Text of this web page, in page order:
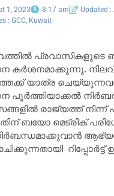
1, 2023 8:17 am
Updated :
: GCC Kuwait
പ്രവാസികളുടെ
കർശനമാക്കുന്നു.
യാത്ര
പൂർത്തിയാക്കൽ
രാജ്യത്ത് നിന്ന്
ബയോ മെട്രിക്
റിപ്പോർട്ട്